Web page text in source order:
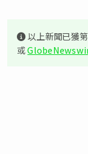
以上新聞已獲
或